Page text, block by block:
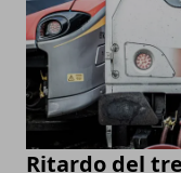
Ritardo del